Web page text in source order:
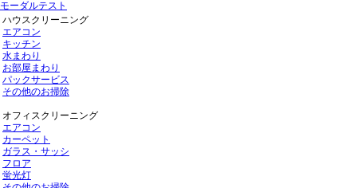
モーダルテスト
ハウスクリーニング
エアコン
キッチン
水まわり
お部屋まわり
パックサービス
その他のお掃除
オフィスクリーニング
エアコン
カーペット
ガラス・サッシ
フロア
蛍光灯